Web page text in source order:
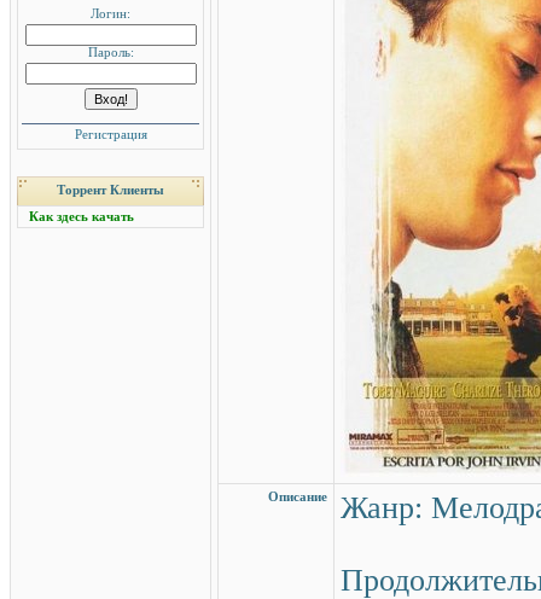
Логин:
Пароль:
Регистрация
Торрент Клиенты
Как здесь качать
Описание Жанр: